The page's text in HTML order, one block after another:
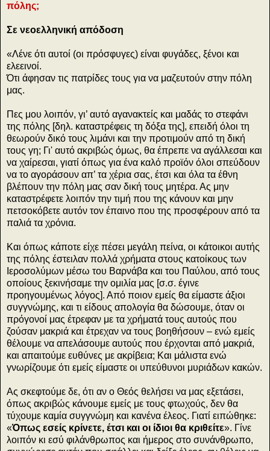
πόλης;
Σε νεοελληνική απόδοση
«Λένε ότι αυτοί (οι πρόσφυγες) είναι φυγάδες, ξένοι και
ελεεινοί.
Ότι άφησαν τις πατρίδες τους για να μαζευτούν στην πόλη
μας.
Πες μου λοιπόν, γι’ αυτό αγανακτείς και μαδάς το στεφάνι
της πόλης [δηλ. καταστρέφεις τη δόξα της], επειδή όλοι τη
θεωρούν δικό τους λιμάνι και την προτιμούν από τη δική
τους γη; Γι' αυτό ακριβώς όμως, θα έπρεπε να αγάλλεσαι και
να χαίρεσαι, γιατί όπως για ένα καλό προϊόν όλοι σπεύδουν
να το αγοράσουν απ’ τα χέρια σας, έτσι και όλα τα έθνη
βλέπουν την πόλη μας σαν δική τους μητέρα. Ας μην
καταστρέφετε λοιπόν την τιμή που της κάνουν και μην
πετσοκόβετε αυτόν τον έπαινο που της προσφέρουν από τα
παλιά τα χρόνια.
Και όπως κάποτε είχε πέσει μεγάλη πείνα, οι κάτοικοι αυτής
της πόλης έστειλαν πολλά χρήματα στους κατοίκους των
Ιεροσολύμων μέσω του Βαρνάβα και του Παύλου, από τους
οποίους ξεκινήσαμε την ομιλία μας [σ.σ. έγινε
προηγουμένως λόγος]. Από ποιον εμείς θα είμαστε άξιοι
συγγνώμης, και τι είδους απολογία θα δώσουμε, όταν οι
πρόγονοί μας έτρεφαν με τα χρήματά τους αυτούς που
ζούσαν μακριά και έτρεχαν να τους βοηθήσουν – ενώ εμείς
θέλουμε να απελάσουμε αυτούς που έρχονται από μακριά,
και απαιτούμε ευθύνες με ακρίβεια; Και μάλιστα ενώ
γνωρίζουμε ότι εμείς είμαστε οι υπεύθυνοι μυριάδων κακών.
Ας σκεφτούμε δε, ότι αν ο Θεός θελήσει να μας εξετάσει,
όπως ακριβώς κάνουμε εμείς με τους φτωχούς, δεν θα
τύχουμε καμία συγγνώμη και κανένα έλεος. Γιατί ειπώθηκε:
«Όπως εσείς κρίνετε, έτσι και οι ίδιοι θα κριθείτε». Γίνε
λοιπόν κι εσύ φιλάνθρωπος και ήμερος στο συνάνθρωπο,